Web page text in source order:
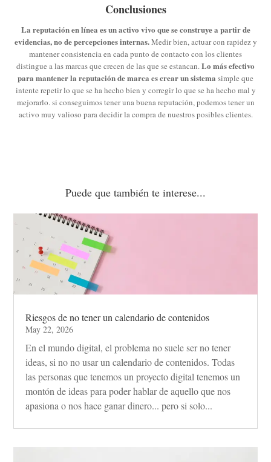
Conclusiones
La reputación en línea es un activo vivo que se construye a partir de
evidencias, no de percepciones internas.Medir bien, actuar con rapidez y
mantener consistencia en cada punto de contacto con los clientes
distingue a las marcas que crecen de las que se estancan.Lo más efectivo
para mantener la reputación de marca es crear un sistema simple que
intente repetir lo que se ha hecho bien y corregir lo que se ha hecho mal y
mejorarlo. si conseguimos tener una buena reputación, podemos tener un
activo muy valioso para decidir la compra de nuestros posibles clientes.
Puede que también te interese...
Riesgos de no tener un calendario de contenidos
May 22, 2026
En el mundo digital, el problema no suele ser no tener
ideas, si no no usar un calendario de contenidos. Todas
las personas que tenemos un proyecto digital tenemos un
montón de ideas para poder hablar de aquello que nos
apasiona o nos hace ganar dinero... pero si solo...